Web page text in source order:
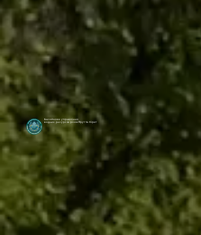
Басейнове управління
водних ресурсів річок Прут та Сірет